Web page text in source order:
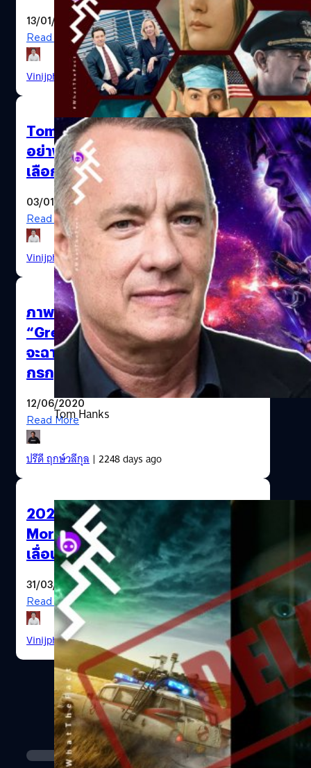
Missed Movie 2020
13/01/2021
Read More
Vinijphat Kanyapong| 2034 days ago
Tom Hanks
Tom Hanks บอกว่า ต่อไปหนังใหญ่ ๆ
อย่าง Marvel เท่านั้นแหละที่จะถูก
เลือกฉายในโรง
03/01/2021
Read More
Vinijphat Kanyapong | 2044 days ago
ภาพยนตร์สงครามโลก
“Greyhound” ของ “ทอม แฮงค์ส”
จะฉายทาง Apple TV+ ในวันที่ 10
กรกฎาคมนี้
12/06/2020
Read More
ปรีดี ฤกษ์วลีกุล| 2248 days ago
2020 แทบไม่มีหนังเหลือฉาย!
Morbius และภาคต่อ Ghostbuster
เลื่อนฉายไปปี 2021 แล้ว
31/03/2020
Read More
Vinijphat Kanyapong| 2322 days ago